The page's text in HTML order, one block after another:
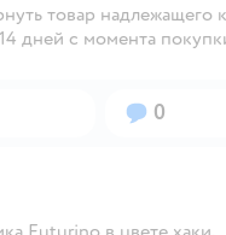
товар надлежащего
дней с момента
Вопросов:
0